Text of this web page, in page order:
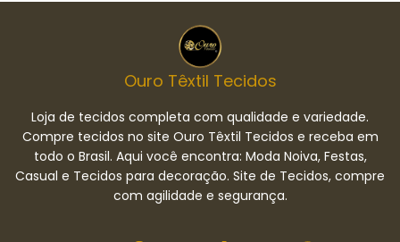
Ouro Têxtil Tecidos
Loja de tecidos completa com qualidade e variedade.
Compre tecidos no site Ouro Têxtil Tecidos e receba em
todo o Brasil. Aqui você encontra: Moda Noiva, Festas,
Casual e Tecidos para decoração. Site de Tecidos, compre
com agilidade e segurança.